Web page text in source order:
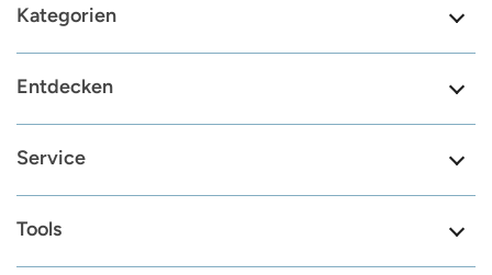
Kategorien
Entdecken
Service
Tools